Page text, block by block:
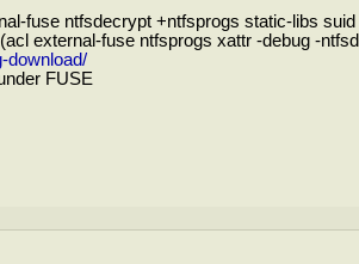
fuse ntfsdecrypt +ntfsprogs static-libs suid
external-fuse ntfsprogs xattr -debug -
download/
FUSE